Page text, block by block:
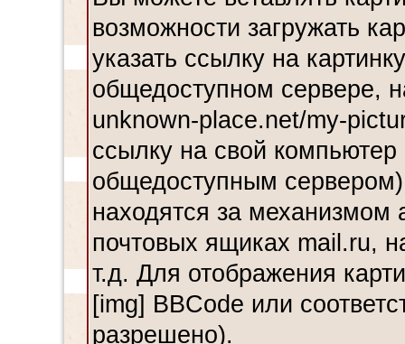
возможности загружать
указать ссылку на
общедоступном сервере,
unknown-place.net/my-
ссылку на свой
общедоступным
находятся за механизмом
почтовых ящиках mail.ru,
т.д. Для отображения
[img] BBCode или
разрешено).